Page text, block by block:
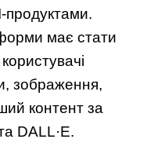
продуктами.
має стати
зображення,
контент за
DALL·E.